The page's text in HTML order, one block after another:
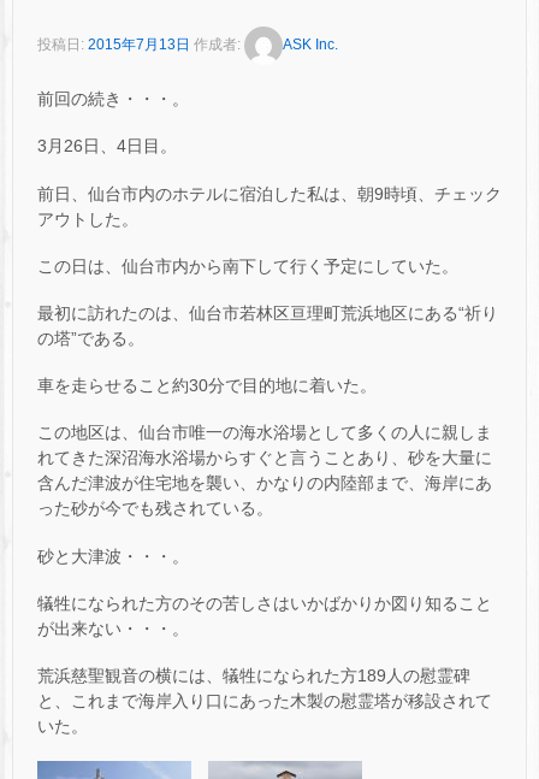
投稿日: 2015年7月13日 作成者: ASK Inc.
前回の続き・・・。
3月26日、4日目。
前日、仙台市内のホテルに宿泊した私は、朝9時頃、チェック
アウトした。
この日は、仙台市内から南下して行く予定にしていた。
最初に訪れたのは、仙台市若林区亘理町荒浜地区にある“祈り
の塔”である。
車を走らせること約30分で目的地に着いた。
この地区は、仙台市唯一の海水浴場として多くの人に親しま
れてきた深沼海水浴場からすぐと言うことあり、砂を大量に
含んだ津波が住宅地を襲い、かなりの内陸部まで、海岸にあ
った砂が今でも残されている。
砂と大津波・・・。
犠牲になられた方のその苦しさはいかばかりか図り知ること
が出来ない・・・。
荒浜慈聖観音の横には、犠牲になられた方189人の慰霊碑
と、これまで海岸入り口にあった木製の慰霊塔が移設されて
いた。